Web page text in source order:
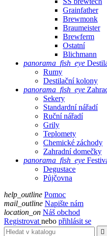
Grainfather
Brewmonk
Braumeister
Brewferm
Ostatní
Blichmann
panorama_fish_eye
Rumy
Destilační kolony
panorama_fish_eye
Sekery
Standardní nářadí
Ruční nářadí
Grily
Teplomety
Chemické záchody
Zahradní domečky
panorama_fish_eye
Degustace
Půjčovna
help_outline Pomoc
mail_outline Napište nám
location_on Náš obchod
Registrovat nebo přihlásit se
